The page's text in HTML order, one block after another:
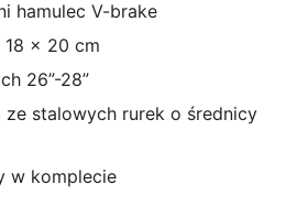
hamulec V-brake
x 20 cm
26”-28”
ze stalowych rurek o średnicy
w komplecie